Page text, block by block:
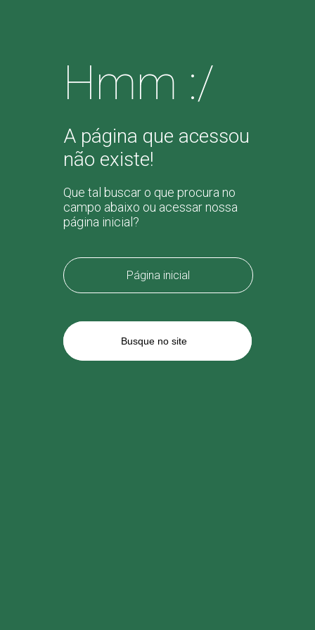
Hmm :/
A página que acessou
não existe!
Que tal buscar o que procura no
campo abaixo ou acessar nossa
página inicial?
Página inicial